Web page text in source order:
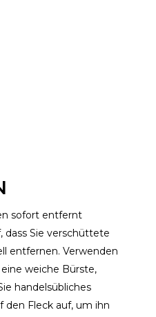
sofort entfernt
dass Sie verschüttete
entfernen. Verwenden
weiche Bürste,
handelsübliches
den Fleck auf, um ihn